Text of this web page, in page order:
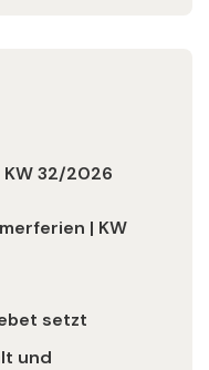
32/2026
| KW
setzt
und